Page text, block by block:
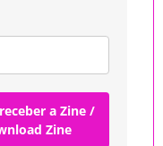
a Zine /
Zine